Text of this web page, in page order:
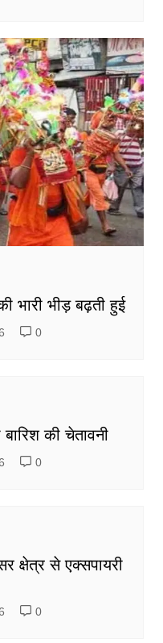
भारी भीड़ बढ़ती हुई
0
की चेतावनी
0
क्षेत्र से एक्सपायरी
0